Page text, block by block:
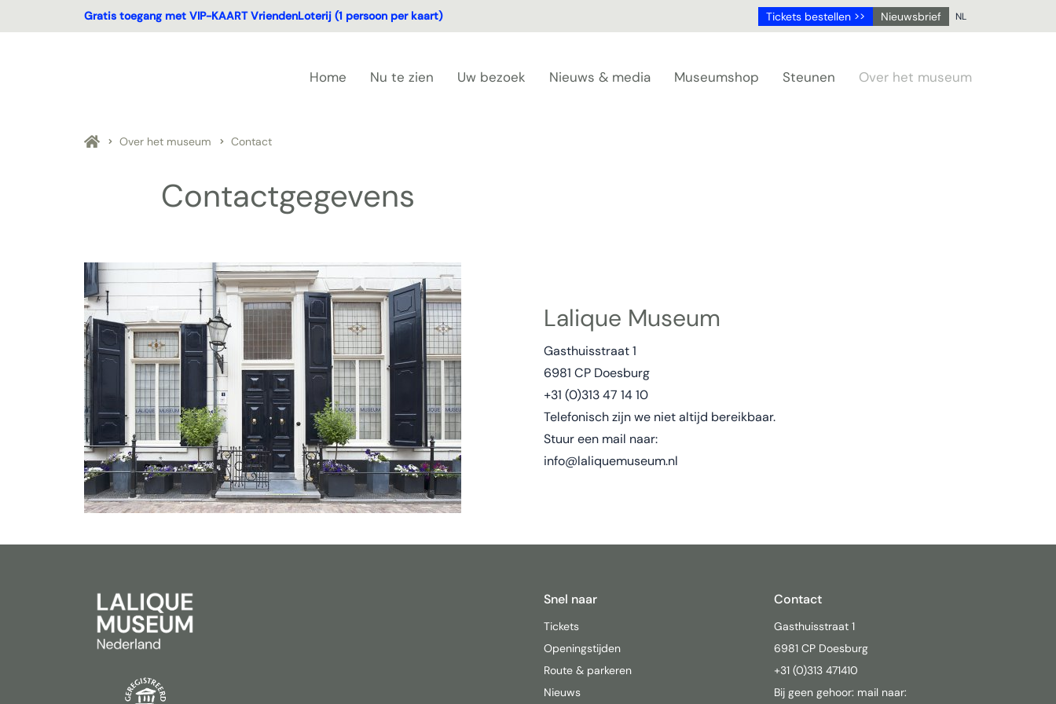
Gratis toegang met VIP-KAART VriendenLoterij (1 persoon per kaart) Tickets bestellen >> Nieuwsbrief NL
EN
Home Nu te zien Uw bezoek Nieuws & media Museumshop Steunen Over het museum
Over het museum Contact
Contactgegevens
Lalique Museum
Gasthuisstraat 1
6981 CP Doesburg
+31 (0)313 47 14 10
Telefonisch zijn we niet altijd bereikbaar.
Stuur een mail naar:
info@laliquemuseum.nl
Snel naar
Tickets
Openingstijden
Route & parkeren
Nieuws
Contact
Gasthuisstraat 1
6981 CP Doesburg
+31 (0)313 471410
Bij geen gehoor: mail naar: